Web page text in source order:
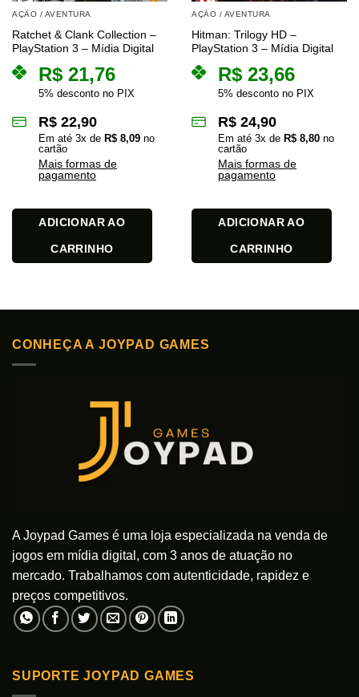
AÇÃO / AVENTURA
Ratchet & Clank Collection –
PlayStation 3 – Mídia Digital
R$ 21,76
5% desconto no PIX
R$ 22,90
Em até 3x de R$ 8,09 no
cartão
Mais formas de
pagamento
ADICIONAR AO
CARRINHO
AÇÃO / AVENTURA
Hitman: Trilogy HD –
PlayStation 3 – Mídia Digital
R$ 23,66
5% desconto no PIX
R$ 24,90
Em até 3x de R$ 8,80 no
cartão
Mais formas de
pagamento
ADICIONAR AO
CARRINHO
CONHEÇA A JOYPAD GAMES
A Joypad Games é uma loja especializada na venda de
jogos em mídia digital, com 3 anos de atuação no
mercado. Trabalhamos com autenticidade, rapidez e
preços competitivos.
SUPORTE JOYPAD GAMES